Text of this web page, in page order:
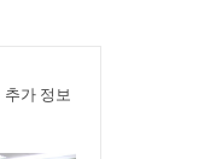
추가 정보